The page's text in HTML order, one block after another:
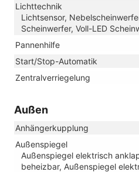
Lichttechnik
Lichtsensor,
Scheinwerfer, Voll-LED
Pannenhilfe
Start/Stop-Automatik
Zentralverriegelung
Außen
Anhängerkupplung
Außenspiegel
Außenspiegel elektrisch
beheizbar, Außenspiegel